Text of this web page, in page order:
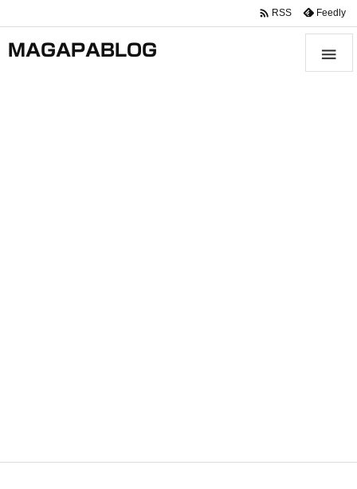
MAGAPABLOG 
 RSS Feedly